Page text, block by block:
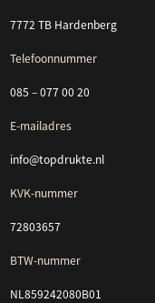
7772 TB Hardenberg
Telefoonnummer
085 – 077 00 20
E-mailadres
info@topdrukte.nl
KVK-nummer
72803657
BTW-nummer
NL859242080B01